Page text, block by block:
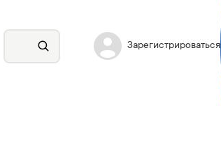
Зарегистрироваться